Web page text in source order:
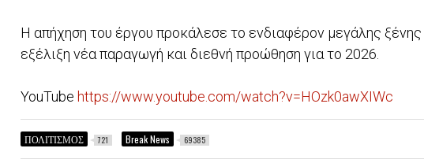
Η απήχηση του έργου προκάλεσε το ενδιαφέρον μεγάλης
εξέλιξη νέα παραγωγή και διεθνή προώθηση για το 2026.
YouTube https://www.youtube.com/watch?v=HOzk0awXIWc
ΠΟΛΙΤΙΣΜΟΣ 721 Break News 69385